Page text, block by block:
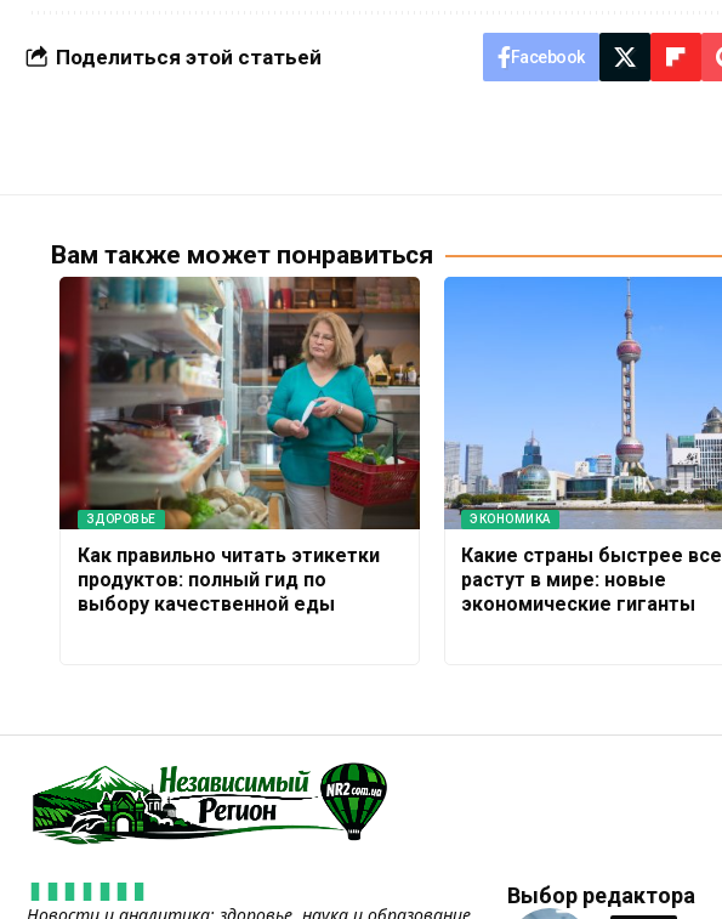
Поделиться этой статьей Facebook
Вам также может понравиться
ЗДОРОВЬЕ
Как правильно читать этикетки
продуктов: полный гид по
выбору качественной еды
ЭКОНОМИКА
Какие страны быстрее
растут в мире: новые
экономические гиганты
Выбор редактора